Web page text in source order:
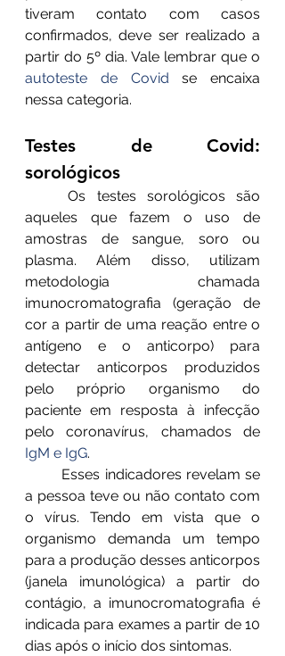
tiveram contato com casos
confirmados, deve ser realizado a
autoteste de Covid se encaixa
nessa categoria.
Testes de Covid:
sorológicos
	Os testes sorológicos são
aqueles que fazem o uso de
amostras de sangue, soro ou
plasma. Além disso, utilizam
metodologia chamada
imunocromatografia (geração de
cor a partir de uma reação entre o
antígeno e o anticorpo) para
detectar anticorpos produzidos
pelo próprio organismo do
paciente em resposta à infecção
IgM e IgG.
a pessoa teve ou não contato com
o vírus. Tendo em vista que o
organismo demanda um tempo
para a produção desses anticorpos
(janela imunológica) a partir do
contágio, a imunocromatografia é
indicada para exames a partir de 10
dias após o início dos sintomas.